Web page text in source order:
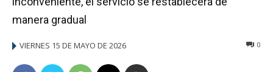
manera gradual
VIERNES 15 DE MAYO DE 2026 0